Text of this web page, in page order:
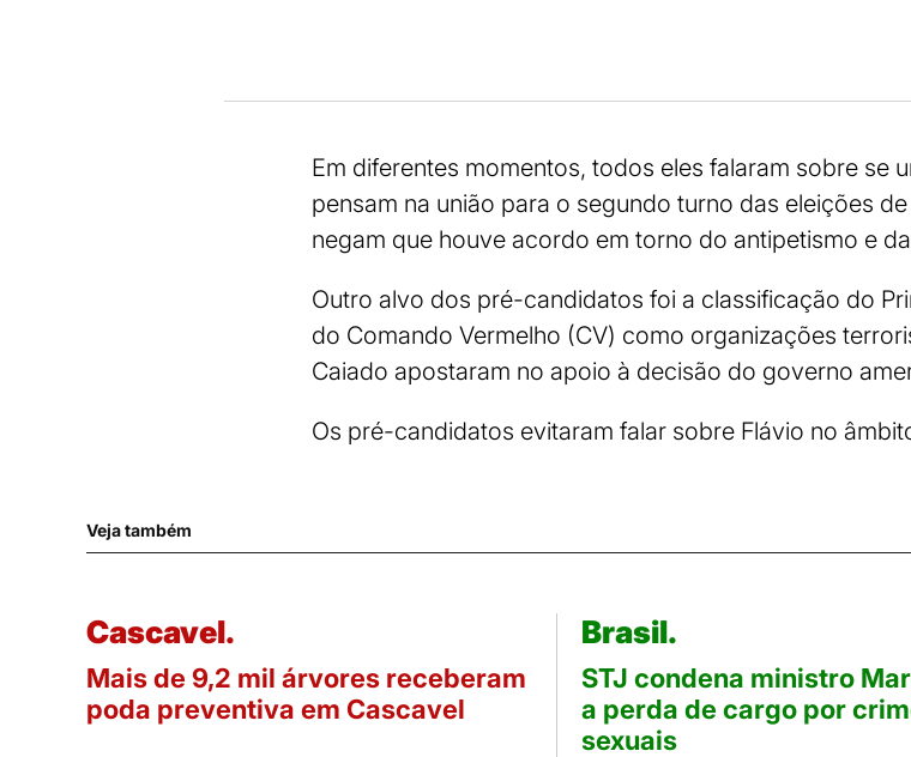
Em diferentes momentos, todos eles falaram sobre se
pensam na união para o segundo turno das eleições
negam que houve acordo em torno do antipetismo e
Outro alvo dos pré-candidatos foi a classificação do
do Comando Vermelho (CV) como organizações
Caiado apostaram no apoio à decisão do governo
Os pré-candidatos evitaram falar sobre Flávio no
Veja também
Cascavel.
Mais de 9,2 mil árvores receberam
poda preventiva em Cascavel
Brasil.
STJ condena ministro
a perda de cargo por
sexuais